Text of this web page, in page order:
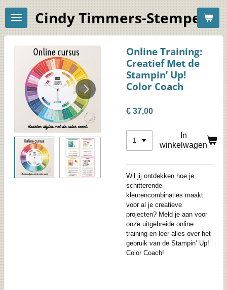
Ga
direct
naar
de
hoofdinhoud
Cindy Timmers-
Online Training:
Creatief Met de
Stampin’ Up!
Color Coach
€ 37,00
In
winkelwagen
Wil jij ontdekken hoe je
schitterende
kleurencombinaties maakt
voor al je creatieve
projecten? Meld je aan voor
onze uitgebreide online
training en leer alles over het
gebruik van de Stampin’ Up!
Color Coach!